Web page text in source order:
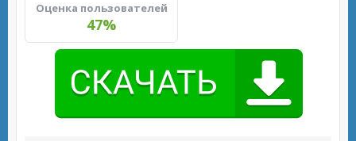
Оценка пользователей
47%